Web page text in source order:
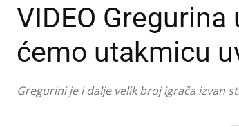
VIDEO
ćemo utakmicu
Gregurini je i dalje velik broj igrača izvan